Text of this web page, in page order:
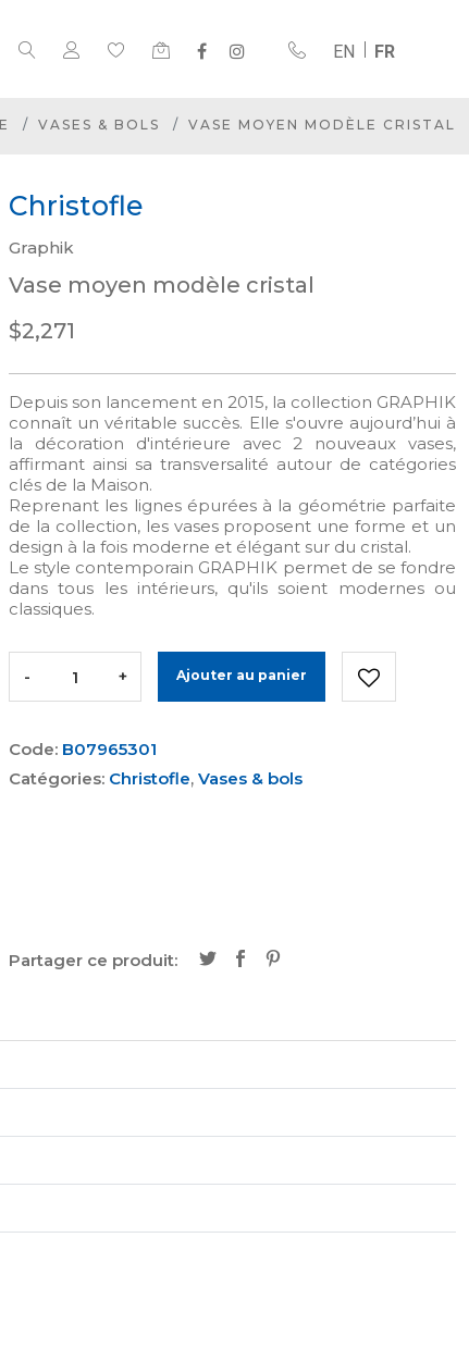
EN FR
VASES & BOLS VASE MOYEN MODÈLE CRISTAL
Christofle
Graphik
Vase moyen modèle cristal
$2,271
Depuis son lancement en 2015, la collection GRAPHIK
connaît un véritable succès. Elle s'ouvre aujourd’hui à
la décoration d'intérieure avec 2 nouveaux vases,
affirmant ainsi sa transversalité autour de catégories
clés de la Maison.
Reprenant les lignes épurées à la géométrie parfaite
de la collection, les vases proposent une forme et un
design à la fois moderne et élégant sur du cristal.
Le style contemporain GRAPHIK permet de se fondre
dans tous les intérieurs, qu'ils soient modernes ou
classiques.
- + Ajouter au panier
Code: B07965301
Catégories: Christofle, Vases & bols
Partager ce produit: